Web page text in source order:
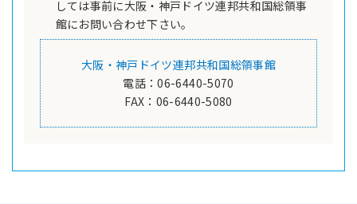
しては事前に大阪・神戸ドイツ連邦共和国総領事
館にお問い合わせ下さい。
大阪・神戸ドイツ連邦共和国総領事館
電話：06-6440-5070
FAX：06-6440-5080